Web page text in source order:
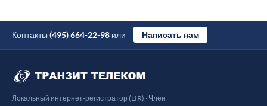
Контакты (495) 664-22-98 или Написать нам
Локальный интернет-регистратор (LIR) · Член